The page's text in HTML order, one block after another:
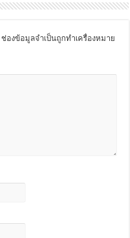
ช่องข้อมูลจำเป็นถูกทำเครื่องหมาย